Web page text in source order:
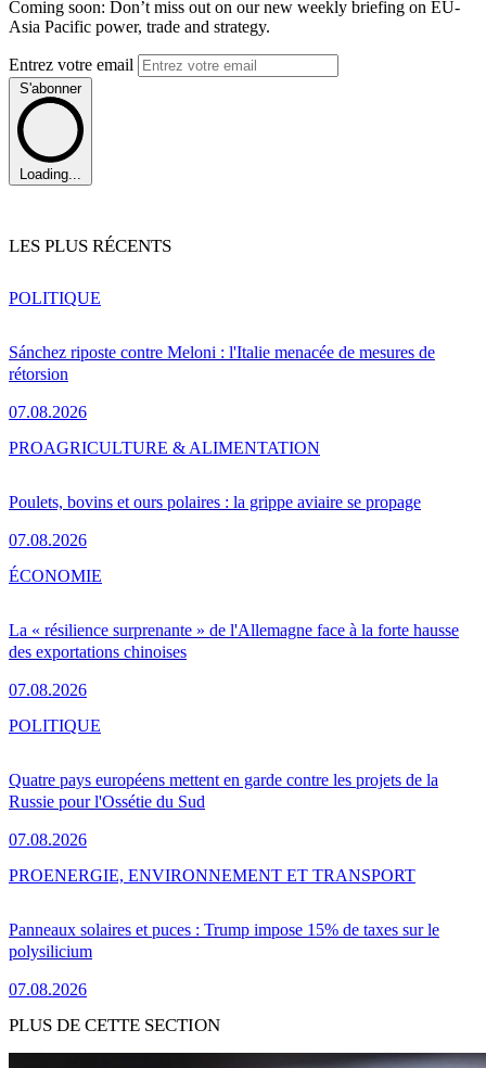
Coming soon: Don’t miss out on our new weekly briefing on EU-
Asia Pacific power, trade and strategy.
Entrez votre email
S'abonner
Loading...
LES PLUS RÉCENTS
Sánchez riposte contre Meloni : l'Italie menacée de mesures de
rétorsion
07.08.2026
POLITIQUE
Poulets, bovins et ours polaires : la grippe aviaire se propage
07.08.2026
PROAGRICULTURE & ALIMENTATION
La « résilience surprenante » de l'Allemagne face à la forte hausse
des exportations chinoises
07.08.2026
ÉCONOMIE
Quatre pays européens mettent en garde contre les projets de la
Russie pour l'Ossétie du Sud
07.08.2026
POLITIQUE
Panneaux solaires et puces : Trump impose 15% de taxes sur le
polysilicium
07.08.2026
PROENERGIE, ENVIRONNEMENT ET TRANSPORT
PLUS DE CETTE SECTION